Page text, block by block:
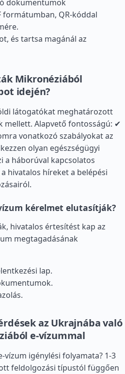
dokumentumok
QR-kóddal
és tartsa magánál az
Mikronéziából
idején?
látogatókat meghatározott
mellett. Alapvető fontosságú: ✔
vonatkozó szabályokat az
olyan egészségügyi
a háborúval kapcsolatos
hivatalos híreket a belépési
kérelmet elutasítják?
hivatalos értesítést kap az
megtagadásának
lap.
az Ukrajnába való
e-vízummal
vízum igénylési folyamata? 1-3
feldolgozási típustól függően